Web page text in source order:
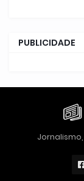
PUBLICIDADE